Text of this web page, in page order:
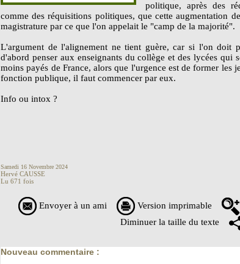
politique, après des
comme des réquisitions politiques, que cette augmentation
magistrature par ce que l'on appelait le "camp de la majorité".
L'argument de l'alignement ne tient guère, car si l'on doit
d'abord penser aux enseignants du collège et des lycées qui
moins payés de France, alors que l'urgence est de former les
fonction publique, il faut commencer par eux.
Info ou intox ?
Samedi 16 Novembre 2024
Hervé CAUSSE
Lu 671 fois
Envoyer à un ami
Version imprimable
Diminuer la taille du texte
Nouveau commentaire :